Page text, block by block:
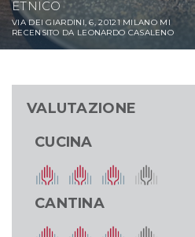
ETNICO
VIA DEI GIARDINI, 6, 20121 MILANO MI
RECENSITO DA LEONARDO CASALENO
VALUTAZIONE
CUCINA
CANTINA